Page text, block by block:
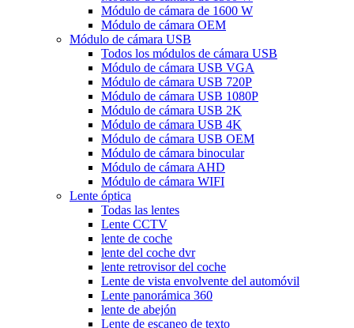
Módulo de cámara de 1600 W
Módulo de cámara OEM
Módulo de cámara USB
Todos los módulos de cámara USB
Módulo de cámara USB VGA
Módulo de cámara USB 720P
Módulo de cámara USB 1080P
Módulo de cámara USB 2K
Módulo de cámara USB 4K
Módulo de cámara USB OEM
Módulo de cámara binocular
Módulo de cámara AHD
Módulo de cámara WIFI
Lente óptica
Todas las lentes
Lente CCTV
lente de coche
lente del coche dvr
lente retrovisor del coche
Lente de vista envolvente del automóvil
Lente panorámica 360
lente de abejón
Lente de escaneo de texto